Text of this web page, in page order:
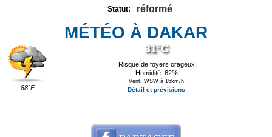
Statut: réformé
MÉTÉO À DAKAR
88°F
31°C
Risque de foyers orageux
Humidité: 62%
Vent: WSW à 15km/h
Détail et prévisions